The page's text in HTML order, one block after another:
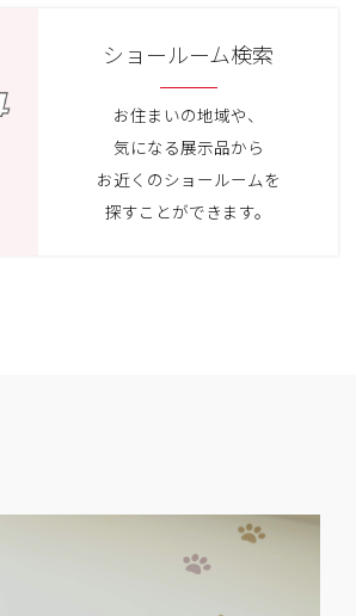
ショールーム検索
お住まいの地域や、
気になる展示品から
お近くのショールームを
探すことができます。